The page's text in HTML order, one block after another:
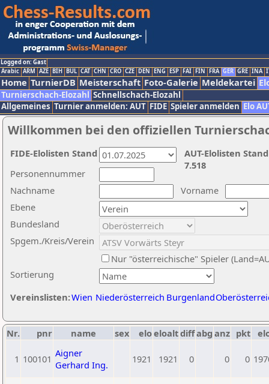
Logged on: Gast
Arabic ARM AZE BIH BUL CAT CHN CRO CZE DEN ENG ESP FAI FIN FRA GER GRE INA
Home TurnierDB Meisterschaft Foto-Galerie Meldekartei
Turnierschach-Elozahl Schnellschach-Elozahl
Allgemeines Turnier anmelden: AUT FIDE Spieler anmelden Elo
Willkommen bei den offiziellen
Nachname
Vorname
Ebene
Sortierung
Personennummer
Bundesland
Spgem./Kreis/Verein
Nur "österreichische" Spieler
Vereinslisten:Wien Niederösterreich Burgenland
AUT-Elolisten
7.518
FIDE-Elolisten Stand
Nr. pnr name sex eloeloaltdiffabg anz pkt
1 100101 Aigner
Gerhard Ing.
1921 1921 0 0 0